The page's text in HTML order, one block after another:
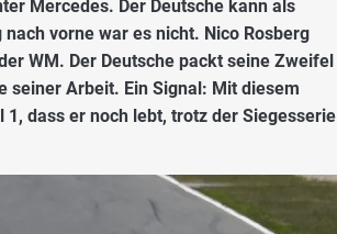
Mercedes. Der Deutsche kann als
vorne war es nicht. Nico Rosberg
WM. Der Deutsche packt seine Zweifel
seiner Arbeit. Ein Signal: Mit diesem
dass er noch lebt, trotz der Siegesserie